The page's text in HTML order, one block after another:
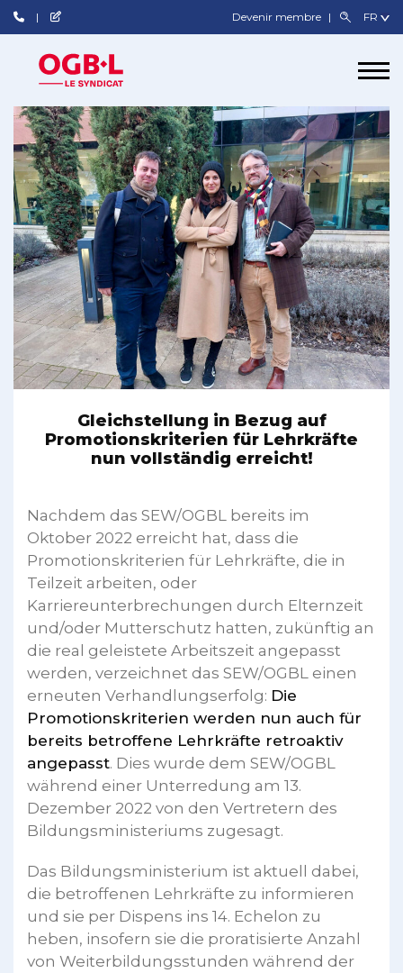
Devenir membre
Gleichstellung in Bezug auf
Promotionskriterien für Lehrkräfte
nun vollständig erreicht!
Nachdem das SEW/OGBL bereits im
Oktober 2022 erreicht hat, dass die
Promotionskriterien für Lehrkräfte, die in
Teilzeit arbeiten, oder
Karriereunterbrechungen durch Elternzeit
und/oder Mutterschutz hatten, zukünftig an
die real geleistete Arbeitszeit angepasst
werden, verzeichnet das SEW/OGBL einen
erneuten Verhandlungserfolg: Die
Promotionskriterien werden nun auch für
bereits betroffene Lehrkräfte retroaktiv
angepasst. Dies wurde dem SEW/OGBL
während einer Unterredung am 13.
Dezember 2022 von den Vertretern des
Bildungsministeriums zugesagt.
Das Bildungsministerium ist aktuell dabei,
die betroffenen Lehrkräfte zu informieren
und sie per Dispens ins 14. Echelon zu
heben, insofern sie die proratisierte Anzahl
von Weiterbildungsstunden während der